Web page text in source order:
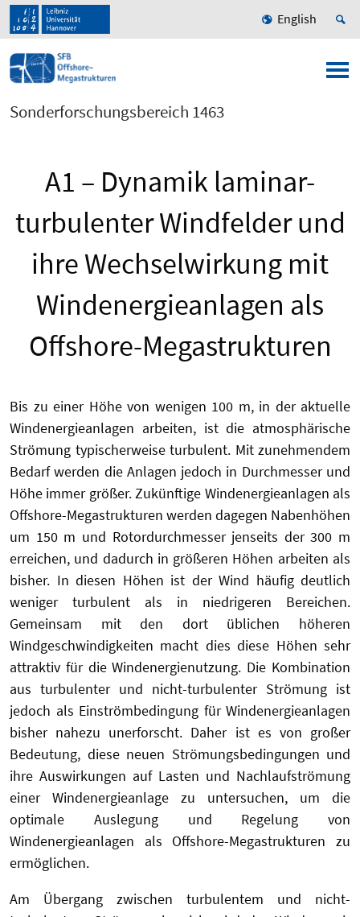
English
Sonderforschungsbereich 1463
A1 – Dynamik laminar-
turbulenter Windfelder und
ihre Wechselwirkung mit
Windenergieanlagen als
Offshore-Megastrukturen
Bis zu einer Höhe von wenigen 100 m, in der aktuelle
Windenergieanlagen arbeiten, ist die atmosphärische
Strömung typischerweise turbulent. Mit zunehmendem
Bedarf werden die Anlagen jedoch in Durchmesser und
Höhe immer größer. Zukünftige Windenergieanlagen als
Offshore-Megastrukturen werden dagegen Nabenhöhen
um 150 m und Rotordurchmesser jenseits der 300 m
erreichen, und dadurch in größeren Höhen arbeiten als
bisher. In diesen Höhen ist der Wind häufig deutlich
weniger turbulent als in niedrigeren Bereichen.
Gemeinsam mit den dort üblichen höheren
Windgeschwindigkeiten macht dies diese Höhen sehr
attraktiv für die Windenergienutzung. Die Kombination
aus turbulenter und nicht-turbulenter Strömung ist
jedoch als Einströmbedingung für Windenergieanlagen
bisher nahezu unerforscht. Daher ist es von großer
Bedeutung, diese neuen Strömungsbedingungen und
ihre Auswirkungen auf Lasten und Nachlaufströmung
einer Windenergieanlage zu untersuchen, um die
optimale Auslegung und Regelung von
Windenergieanlagen als Offshore-Megastrukturen zu
ermöglichen.
Am Übergang zwischen turbulentem und nicht-